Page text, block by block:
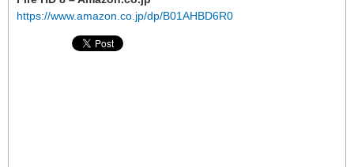
https://www.amazon.co.jp/dp/B01AHBD6R0